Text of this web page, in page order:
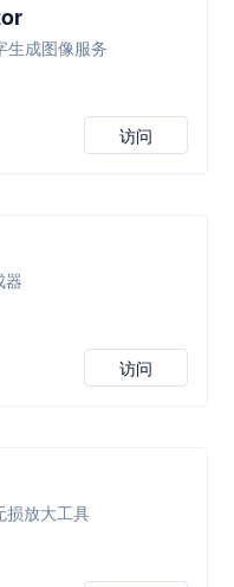
生成图像服务
访问
器
访问
损放大工具